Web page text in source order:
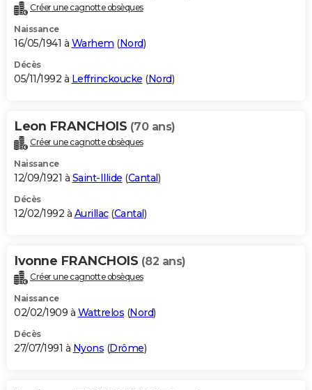
Créer une cagnotte obsèques
Naissance
16/05/1941 à Warhem (Nord)
Décès
05/11/1992 à Leffrinckoucke (Nord)
Leon FRANCHOIS (70 ans)
Créer une cagnotte obsèques
Naissance
12/09/1921 à Saint-Illide (Cantal)
Décès
12/02/1992 à Aurillac(Cantal)
Ivonne FRANCHOIS (82 ans)
Créer une cagnotte obsèques
Naissance
02/02/1909 à Wattrelos (Nord)
Décès
27/07/1991 à Nyons (Drôme)